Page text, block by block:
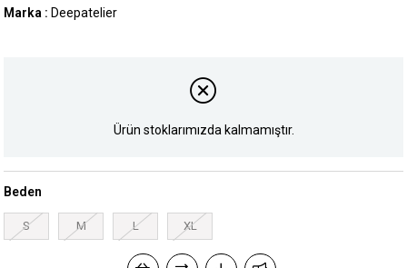
Marka : Deepatelier
Ürün stoklarımızda kalmamıştır.
Beden
S M L XL